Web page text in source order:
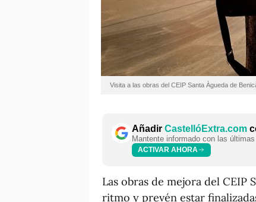
Visita a las obras del CEIP Santa Àgueda de
Añadir CastellóExtra.com
Mantente informado con las
ACTIVAR AHORA
Las obras de mejora del CEIP
ritmo y prevén estar